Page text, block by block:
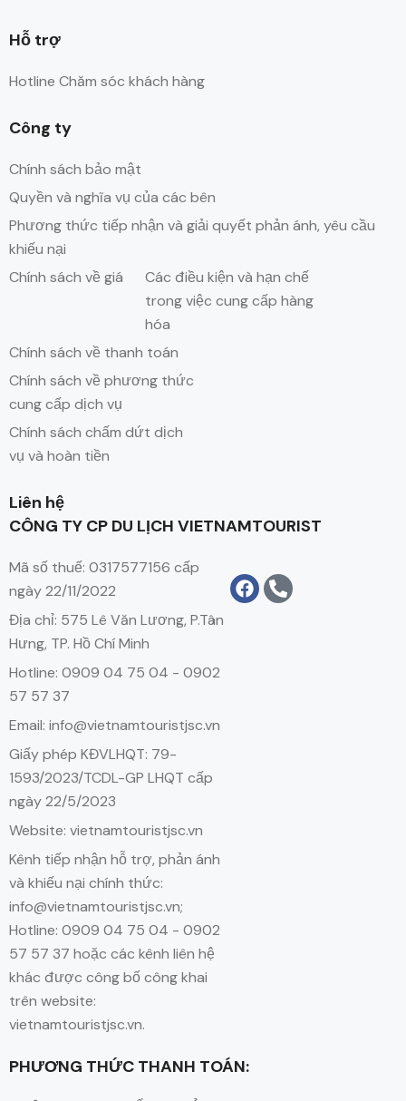
Hỗ trợ
Hotline Chăm sóc khách hàng
Công ty
Chính sách bảo mật
Quyền và nghĩa vụ của các bên
Phương thức tiếp nhận và giải quyết phản ánh, yêu cầu
khiếu nại
Chính sách về giá
Các điều kiện và hạn chế
trong việc cung cấp hàng
hóa
Chính sách về thanh toán
Chính sách về phương thức
cung cấp dịch vụ
Chính sách chấm dứt dịch
vụ và hoàn tiền
Liên hệ
CÔNG TY CP DU LỊCH VIETNAMTOURIST
Mã số thuế: 0317577156 cấp
ngày 22/11/2022
Địa chỉ: 575 Lê Văn Lương, P.Tân
Hưng, TP. Hồ Chí Minh
Hotline: 0909 04 75 04 - 0902
57 57 37
Email: info@vietnamtouristjsc.vn
Giấy phép KĐVLHQT: 79-
1593/2023/TCDL-GP LHQT cấp
ngày 22/5/2023
Website: vietnamtouristjsc.vn
Kênh tiếp nhận hỗ trợ, phản ánh
và khiếu nại chính thức:
info@vietnamtouristjsc.vn;
Hotline: 0909 04 75 04 - 0902
57 57 37 hoặc các kênh liên hệ
khác được công bố công khai
trên website:
vietnamtouristjsc.vn.
PHƯƠNG THỨC THANH TOÁN: